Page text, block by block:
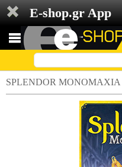
E-shop.gr App
SPLENDOR ΜΟΝΟΜΑΧΙΑ